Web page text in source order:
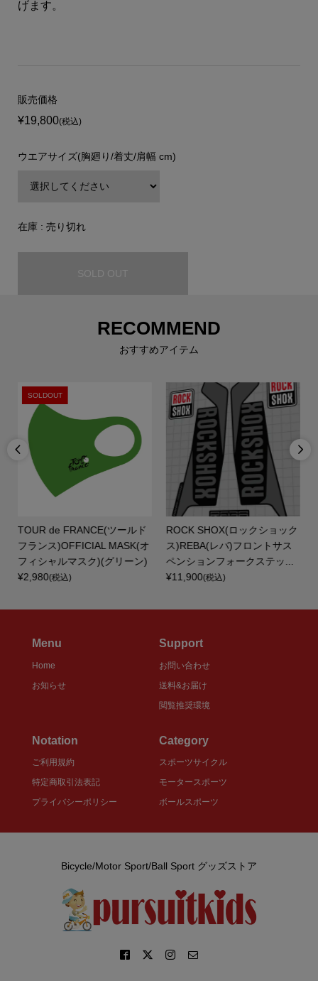
げます。
販売価格
¥19,800(税込)
ウエアサイズ(胸廻り/着丈/肩幅 cm)
在庫 : 売り切れ
SOLD OUT
RECOMMEND
おすすめアイテム

SOLDOUT
TOUR de FRANCE(ツールド
フランス)OFFICIAL MASK(オ
フィシャルマスク)(グリーン)
¥2,980(税込)
ROCK SHOX(ロックショック
ス)REBA(レバ)フロントサス
ペンションフォークステッ...
¥11,900(税込)

Menu
Home
お知らせ
Support
お問い合わせ
送料&お届け
閲覧推奨環境
Notation
ご利用規約
特定商取引法表記
プライバシーポリシー
Category
スポーツサイクル
モータースポーツ
ボールスポーツ
Bicycle/Motor Sport/Ball Sport グッズストア